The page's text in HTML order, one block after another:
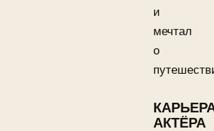
и
мечтал
о
АКТЁРА